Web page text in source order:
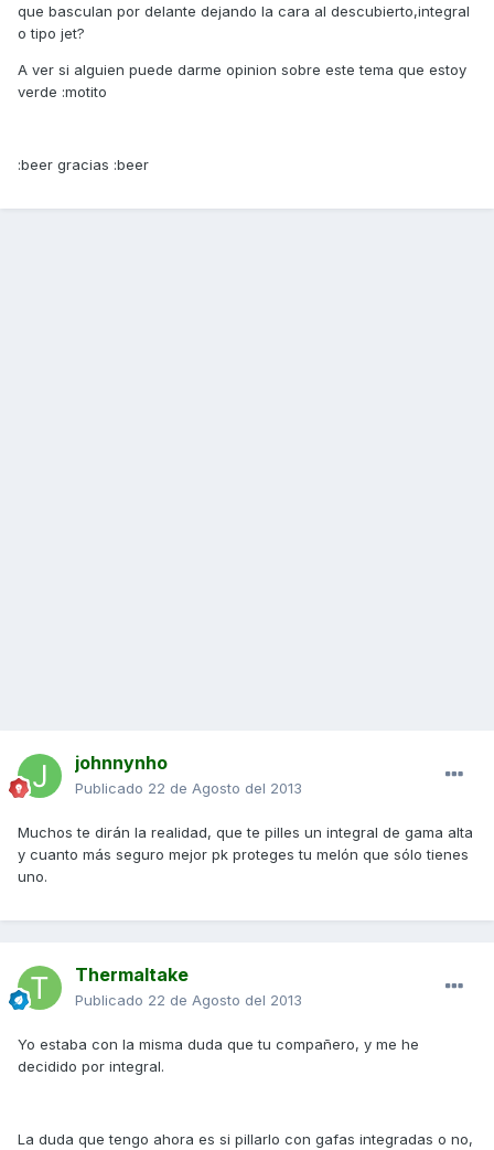
que basculan por delante dejando la cara al descubierto,integral
o tipo jet?
A ver si alguien puede darme opinion sobre este tema que estoy
verde :motito
:beer gracias :beer
johnnynho
Publicado 22 de Agosto del 2013
Muchos te dirán la realidad, que te pilles un integral de gama alta
y cuanto más seguro mejor pk proteges tu melón que sólo tienes
uno.
Thermaltake
Publicado 22 de Agosto del 2013
Yo estaba con la misma duda que tu compañero, y me he
decidido por integral.
La duda que tengo ahora es si pillarlo con gafas integradas o no,